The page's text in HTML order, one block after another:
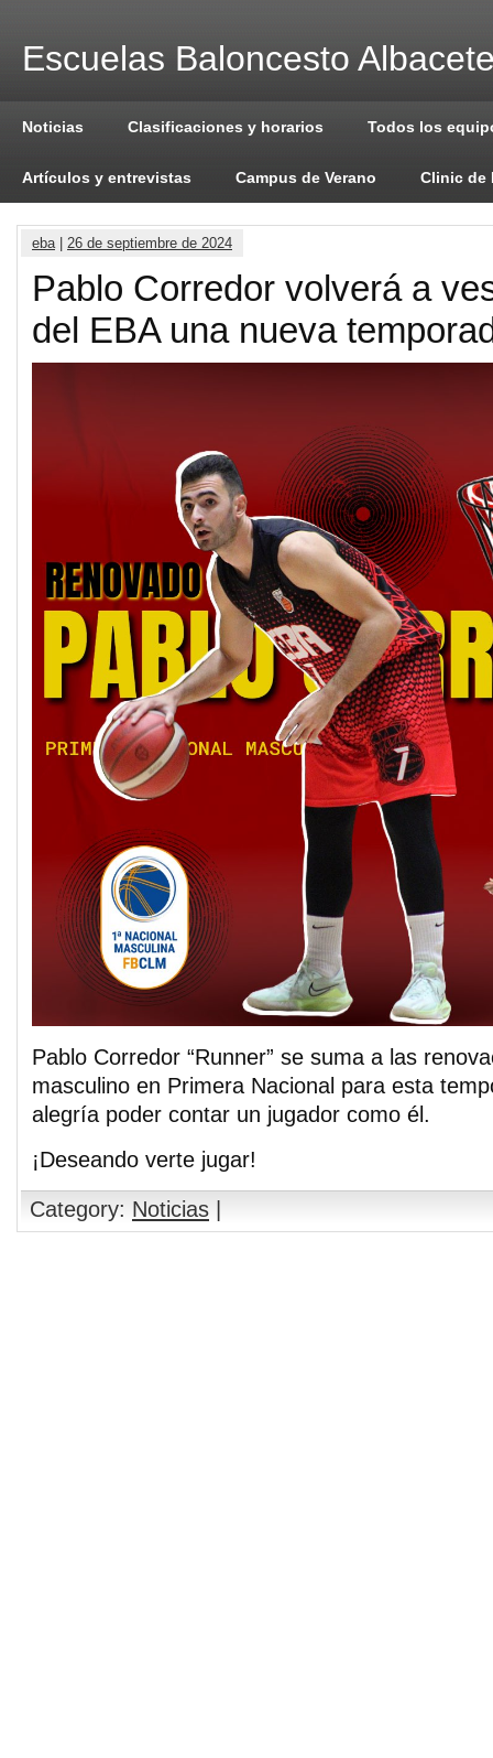
Escuelas Baloncesto
Noticias Clasificaciones y horarios Todos los
Artículos y entrevistas Campus de Verano Clinic de
eba| 26 de septiembre de 2024
Pablo Corredor volverá a
del EBA una nueva
Pablo Corredor “Runner” se suma a las
masculino en Primera Nacional para esta
alegría poder contar un jugador como él.
¡Deseando verte jugar!
Category: Noticias